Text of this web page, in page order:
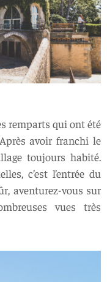
remparts qui ont été
avoir franchi le
toujours habité.
c’est l’entrée du
aventurez-vous sur
vues très